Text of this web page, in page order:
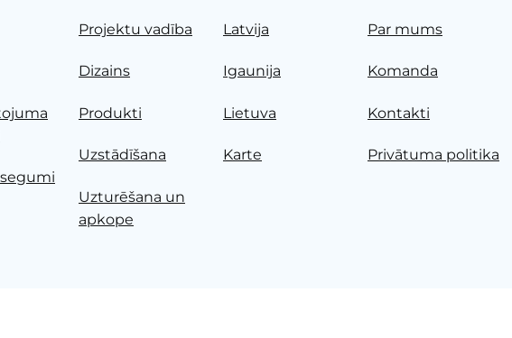
Projektu vadība
Dizains
Produkti
Uzstādīšana
Uzturēšana un
apkope
Latvija
Igaunija
Lietuva
Karte
Par mums
Komanda
Kontakti
Privātuma politika